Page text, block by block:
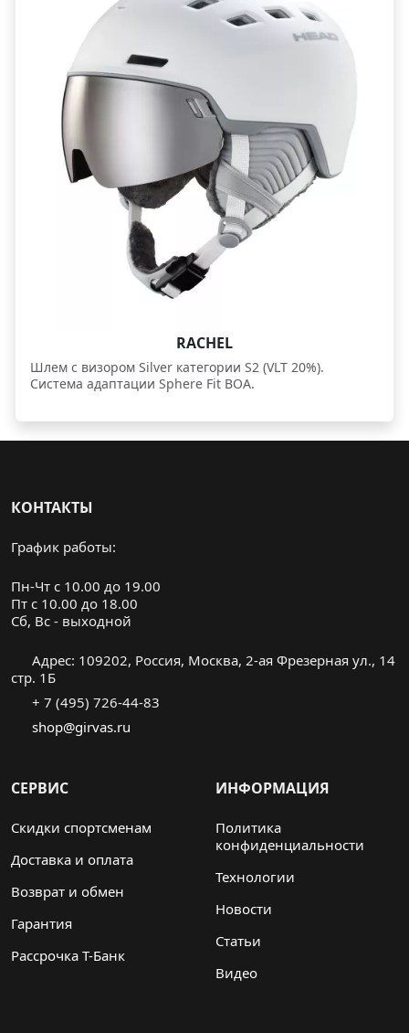
RACHEL
Шлем с визором Silver категории S2 (VLT 20%).
Система адаптации Sphere Fit BOA.
КОНТАКТЫ
График работы:
Пн-Чт с 10.00 до 19.00
Пт с 10.00 до 18.00
Cб, Вс - выходной
Адрес: 109202, Россия, Москва, 2-ая Фрезерная ул., 14
стр. 1Б
+ 7 (495) 726-44-83
shop@girvas.ru
СЕРВИС
Скидки спортсменам
Доставка и оплата
Возврат и обмен
Гарантия
Рассрочка Т-Банк
ИНФОРМАЦИЯ
Политика
конфиденциальности
Технологии
Новости
Статьи
Видео